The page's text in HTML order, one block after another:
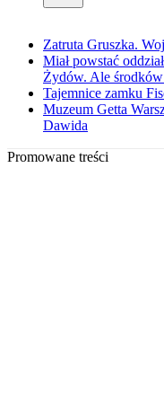
Zatruta Gruszka.
Miał powstać
Żydów. Ale
Tajemnice zamku
Muzeum Getta
Dawida
Promowane treści